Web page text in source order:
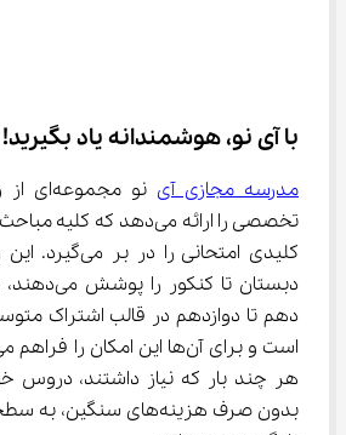
با آی نو، هوشمندانه یاد بگیرید!
مدرسه مجازی آی
نو
تخصصی را ارائه می‌دهد که
کلیدی امتحانی را
دبستان تا
دهم تا دوازدهم در قالب اشتراک
هر چند بار که نیاز داشتند، دروس
بدون صرف هزینه‌های